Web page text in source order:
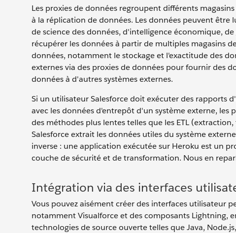
Les proxies de données regroupent différents
à la réplication de données. Les données peuvent
de science des données, d'intelligence économique,
récupérer les données à partir de multiples magasins
données, notamment le stockage et l'exactitude des
externes via des proxies de données pour fournir des
données à d'autres systèmes externes.
Si un utilisateur Salesforce doit exécuter des rapports
avec les données d'entrepôt d'un système externe,
des méthodes plus lentes telles que les ETL
Salesforce extrait les données utiles du système
inverse : une application exécutée sur Heroku est un
couche de sécurité et de transformation. Nous en
Intégration via des interfaces
Vous pouvez aisément créer des interfaces utilisateur
notamment Visualforce et des composants Lightning,
technologies de source ouverte telles que Java,